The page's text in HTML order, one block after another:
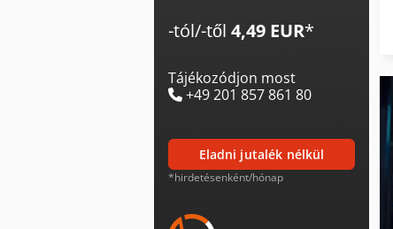
-tól/-től 4,49 EUR*
Tájékozódjon most
+49 201 857 861 80
eladni jutalék nélkül
*hirdetésenként/hónap